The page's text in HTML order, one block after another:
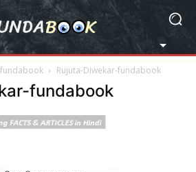
Rujuta-Diwekar-fundabook
fundabook